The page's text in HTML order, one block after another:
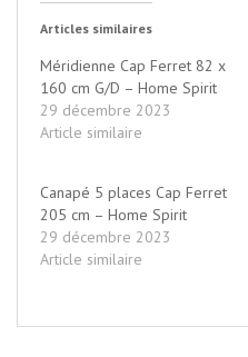
Articles similaires
Méridienne Cap Ferret 82 x
160 cm G/D – Home Spirit
29 décembre 2023
Article similaire
Canapé 5 places Cap Ferret
205 cm – Home Spirit
29 décembre 2023
Article similaire